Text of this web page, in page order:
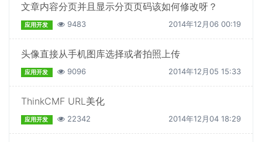
文章内容分页并且显示分页页码该如何修改呀？
应用开发 9483 2014年12月06 00:19
头像直接从手机图库选择或者拍照上传
应用开发 9096 2014年12月05 15:33
ThinkCMF URL美化
应用开发 22342 2014年12月04 18:29